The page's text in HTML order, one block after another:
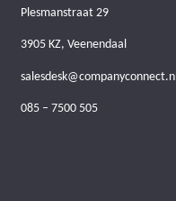
Plesmanstraat 29
3905 KZ, Veenendaal
salesdesk@companyconnect.nl
085 – 7500 505